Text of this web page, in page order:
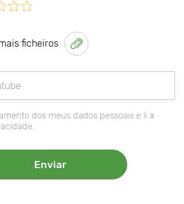
ficheiros
dos meus dados pessoais e li a